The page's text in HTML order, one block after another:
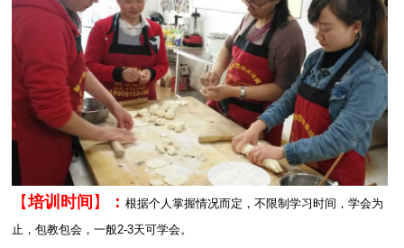
【培训时间 】 ：根据个人掌握情况而定，不限制学习时间，学会为
止，包教包会，一般2-3天可学会。